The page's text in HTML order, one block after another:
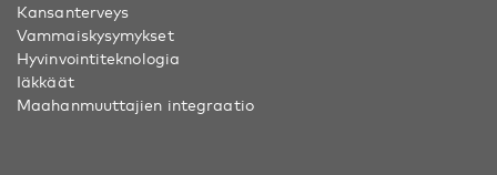
Kansanterveys
Vammaiskysymykset
Hyvinvointiteknologia
Iäkkäät
Maahanmuuttajien integraatio